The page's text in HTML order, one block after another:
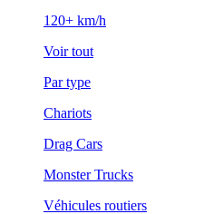
120+ km/h
Voir tout
Par type
Chariots
Drag Cars
Monster Trucks
Véhicules routiers